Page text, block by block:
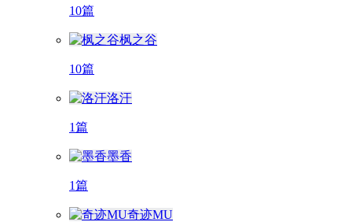
10篇
枫之谷
10篇
洛汗
1篇
墨香
1篇
奇迹MU